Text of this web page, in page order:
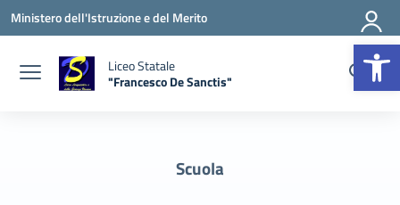
Vai ai contenuti
Vai al menu di navigazione
Vai al footer
Ministero dell'Istruzione e del Merito
Liceo Statale
"Francesco De Sanctis"
Scuola